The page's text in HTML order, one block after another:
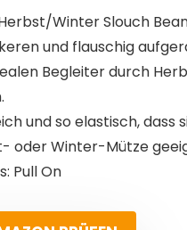
Winter Slouch
und flauschig
Begleiter durch
und so elastisch,
oder Winter-Mütze
Pull On